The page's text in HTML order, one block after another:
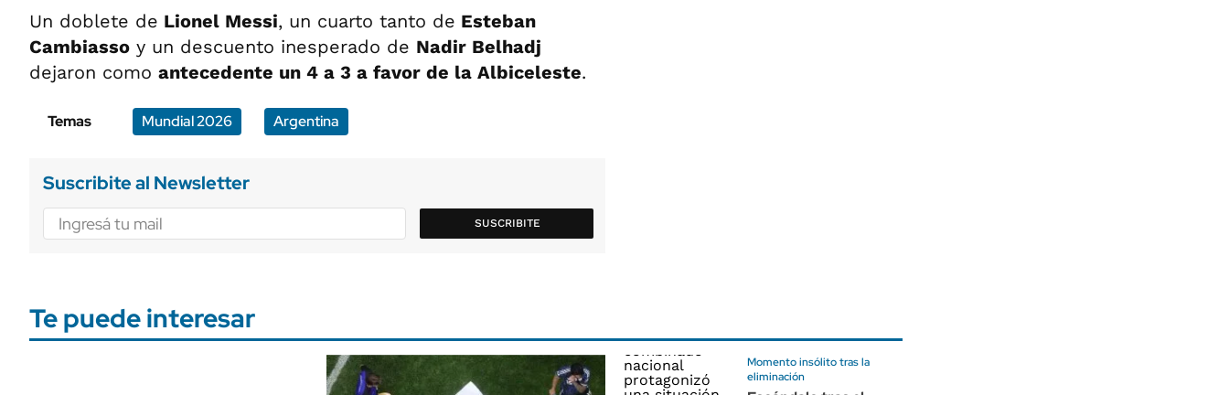
Un doblete de Lionel Messi, un cuarto tanto de Esteban
Cambiasso y un descuento inesperado de Nadir Belhadj
dejaron como antecedente un 4 a 3 a favor de la Albiceleste.
Temas Mundial 2026 Argentina
Suscribite al Newsletter
SUSCRIBITE
Te puede interesar
Momento insólito tras la
eliminación